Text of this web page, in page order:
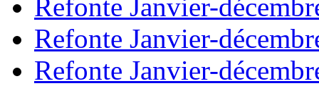
Refonte Janvier-
Refonte Janvier-
Refonte Janvier-